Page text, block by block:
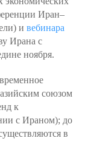
Иран–
и вебинара
Ирана с
ноября.
временное
союзом
к
с Ираном); до
в